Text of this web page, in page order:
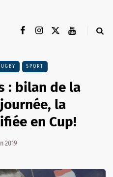
SPORT
: bilan de la
la
en Cup!
2019